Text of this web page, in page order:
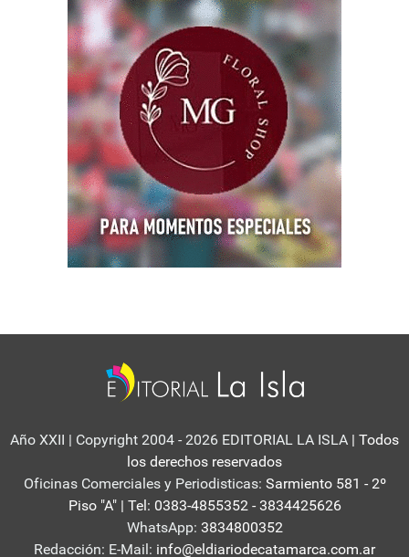
Año XXII | Copyright 2004 - 2026 EDITORIAL LA ISLA | Todos
los derechos reservados
Oficinas Comerciales y Periodisticas: Sarmiento 581 - 2º
Piso "A" | Tel: 0383-4855352 - 3834425626
WhatsApp: 3834800352
Redacción: E-Mail: info@eldiariodecatamarca.com.ar